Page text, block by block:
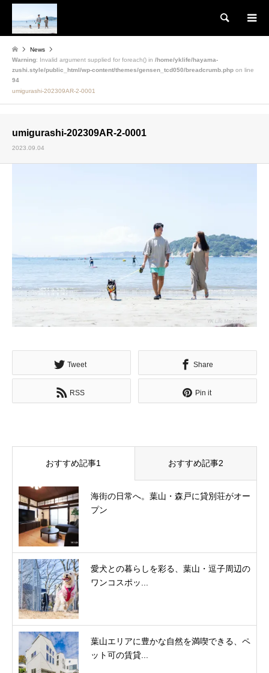
検索
News
Warning: Invalid argument supplied for foreach() in /home/yklife/hayama-
zushi.style/public_html/wp-content/themes/gensen_tcd050/breadcrumb.php on line
94
umigurashi-202309AR-2-0001
umigurashi-202309AR-2-0001
2023.09.04
Tweet Share
RSS Pin it
おすすめ記事1 おすすめ記事2
海街の日常へ。葉山・森戸に貸別荘がオー
プン
愛犬との暮らしを彩る、葉山・逗子周辺の
ワンコスポッ...
葉山エリアに豊かな自然を満喫できる、ペ
ット可の賃貸...